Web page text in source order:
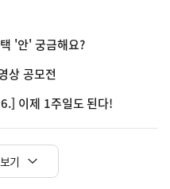
'안' 궁금해요?
상 공모전
이제 1주일도 된다!
기